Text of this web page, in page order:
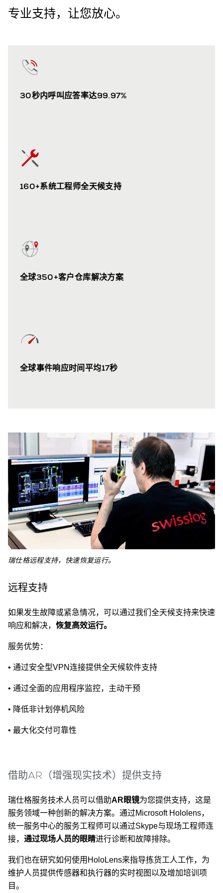
专业支持，让您放心。
30秒内呼叫应答率达99.97%
160+系统工程师全天候支持
全球350+客户仓库解决方案
全球事件响应时间平均17秒
瑞仕格远程支持，快速恢复运行。
远程支持
如果发生故障或紧急情况，可以通过我们全天候支持来快速
响应和解决， 恢复高效运行。
服务优势：
• 通过安全型VPN连接提供全天候软件支持
• 通过全面的应用程序监控，主动干预
• 降低非计划停机风险
• 最大化交付可靠性
借助AR（增强现实技术）提供支持
瑞仕格服务技术人员可以借助AR眼镜为您提供支持，这是
服务领域一种创新的解决方案。通过Microsoft Hololens，
统一服务中心的服务工程师可以通过Skype与现场工程师连
接， 通过现场人员的眼睛进行诊断和故障排除。
我们也在研究如何使用HoloLens来指导拣货工人工作，为
维护人员提供传感器和执行器的实时视图以及增加培训项
目。